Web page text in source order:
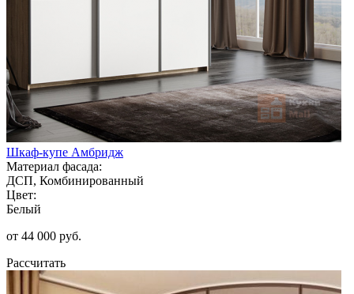
Шкаф-купе Амбридж
Материал фасада:
ДСП, Комбинированный
Цвет:
Белый
от 44 000 руб.
Рассчитать